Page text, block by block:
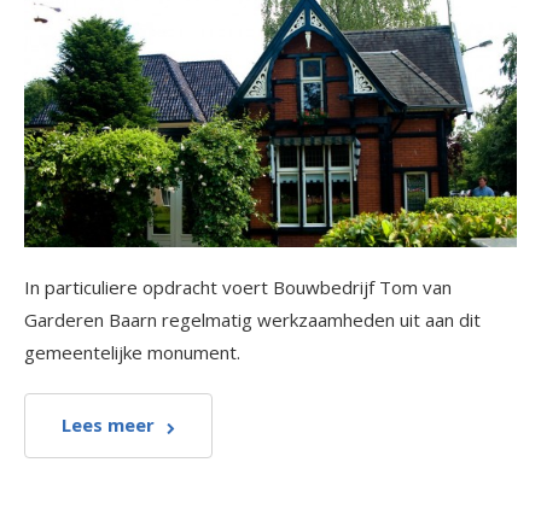
In particuliere opdracht voert Bouwbedrijf Tom van
Garderen Baarn regelmatig werkzaamheden uit aan dit
gemeentelijke monument.
Lees meer